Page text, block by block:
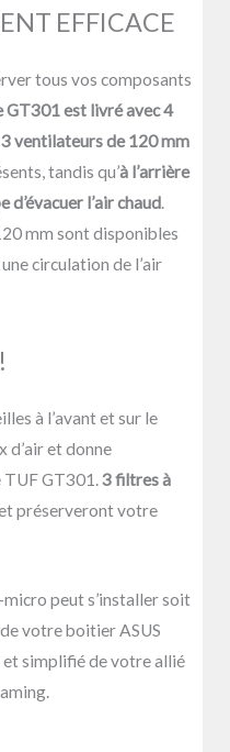
EFFICACE
tous vos composants
GT301 est livré avec 4
3 ventilateurs de 120 mm
tandis qu’à l’arrière
d’évacuer l’air chaud.
mm sont disponibles
circulation de l’air
à l’avant et sur le
d’air et donne
TUF GT301.3 filtres à
préserveront votre
peut s’installer soit
votre boitier ASUS
simplifié de votre allié